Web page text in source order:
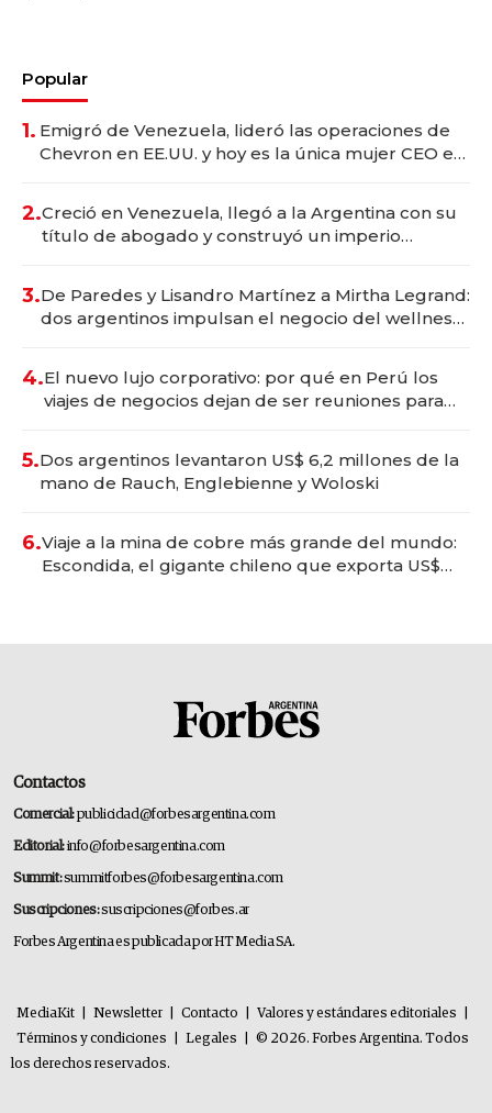
Popular
1. Emigró de Venezuela, lideró las operaciones de
Chevron en EE.UU. y hoy es la única mujer CEO en
2.Creció en Venezuela, llegó a la Argentina con su
título de abogado y construyó un imperio
3.De Paredes y Lisandro Martínez a Mirtha Legrand:
dos argentinos impulsan el negocio del wellness
4.El nuevo lujo corporativo: por qué en Perú los
viajes de negocios dejan de ser reuniones para
5.Dos argentinos levantaron US$ 6,2 millones de la
mano de Rauch, Englebienne y Woloski
6.Viaje a la mina de cobre más grande del mundo:
Escondida, el gigante chileno que exporta US$
Contactos
Comercial:publicidad@forbesargentina.com
Editorial:info@forbesargentina.com
Summit:summitforbes@forbesargentina.com
Suscripciones:suscripciones@forbes.ar
Forbes Argentina es publicada por HT Media SA.
MediaKit Newsletter Contacto Valores y estándares editoriales
Términos y condiciones
Legales
© 2026. Forbes Argentina. Todos
los derechos reservados.